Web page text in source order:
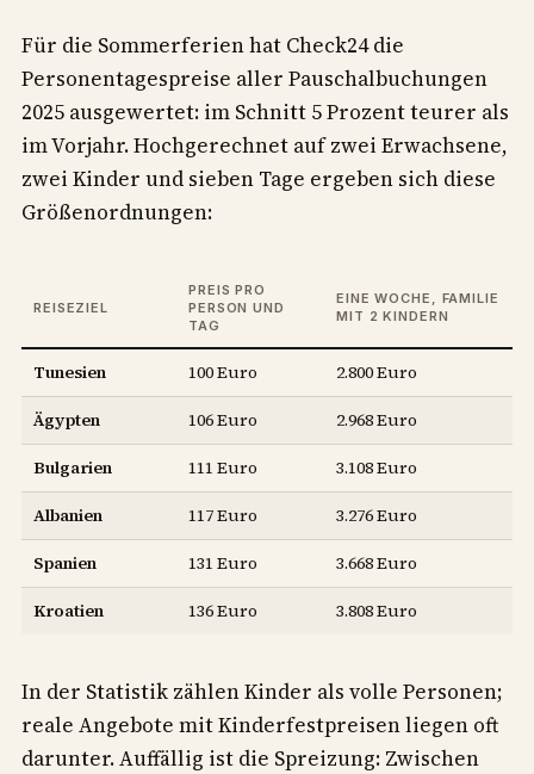
Für die Sommerferien hat Check24 die
Personentagespreise aller Pauschalbuchungen
2025 ausgewertet: im Schnitt 5 Prozent teurer als
im Vorjahr. Hochgerechnet auf zwei Erwachsene,
zwei Kinder und sieben Tage ergeben sich diese
Größenordnungen:
REISEZIEL
PREIS PRO
PERSON UND
TAG
EINE WOCHE, FAMILIE
MIT 2 KINDERN
Tunesien 100 Euro
2.800 Euro
Ägypten
106 Euro
2.968 Euro
Bulgarien
111 Euro
3.108 Euro
Albanien
117 Euro
3.276 Euro
Spanien
131 Euro
3.668 Euro
Kroatien
136 Euro 3.808 Euro
In der Statistik zählen Kinder als volle Personen;
reale Angebote mit Kinderfestpreisen liegen oft
darunter. Auffällig ist die Spreizung: Zwischen